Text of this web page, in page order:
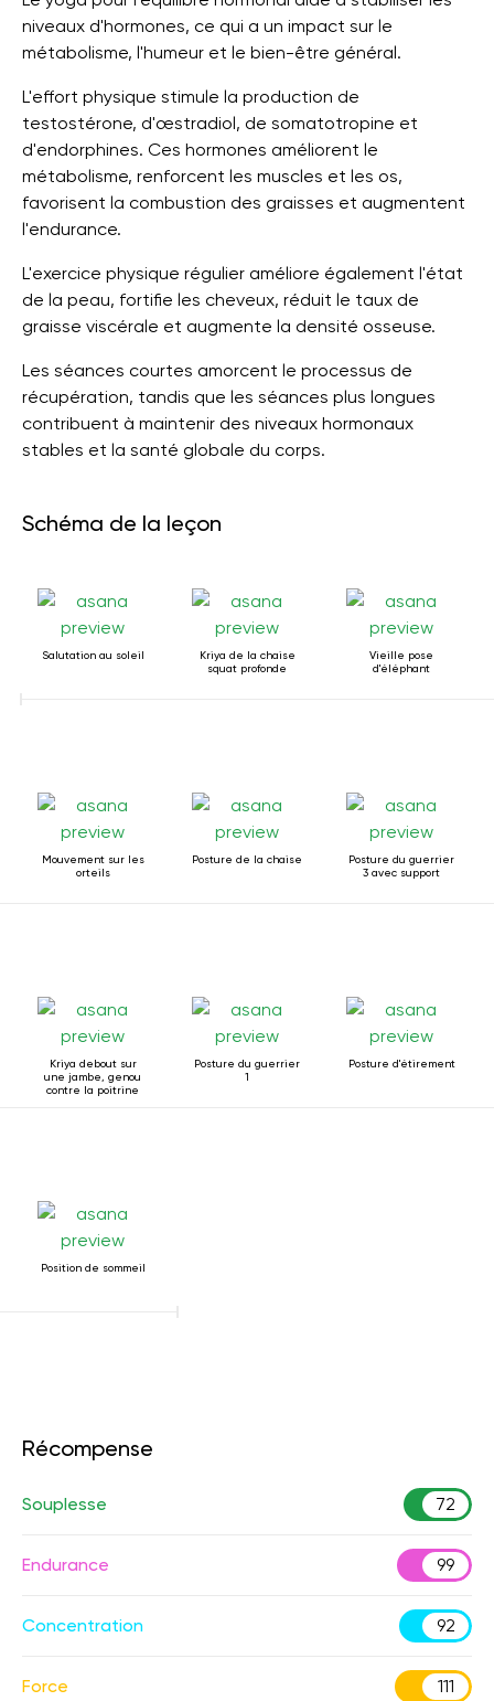
niveaux d'hormones, ce qui a un impact sur le
métabolisme, l'humeur et le bien-être général.
L'effort physique stimule la production de
testostérone, d'œstradiol, de somatotropine et
d'endorphines. Ces hormones améliorent le
métabolisme, renforcent les muscles et les os,
favorisent la combustion des graisses et augmentent
l'endurance.
L'exercice physique régulier améliore également l'état
de la peau, fortifie les cheveux, réduit le taux de
graisse viscérale et augmente la densité osseuse.
Les séances courtes amorcent le processus de
récupération, tandis que les séances plus longues
contribuent à maintenir des niveaux hormonaux
stables et la santé globale du corps.
Schéma de la leçon
Salutation au soleil
Kriya de la chaise
squat profonde
Vieille pose
d'éléphant
Mouvement sur les
orteils
Posture de la chaise
Posture du guerrier
3 avec support
Kriya debout sur
une jambe, genou
contre la poitrine
Posture du guerrier
1
Posture d'étirement
Position de sommeil
Récompense
Souplesse 72
Endurance 99
Concentration 92
Force 111